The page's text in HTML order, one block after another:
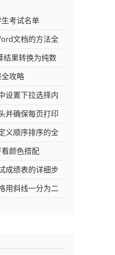
考试名单
文档的方法全
结果转换为纯数
攻略
设置下拉选择内
并确保每页打印
详解
义顺序排序的全
颜色搭配
成绩表的详细步
用斜线一分为二